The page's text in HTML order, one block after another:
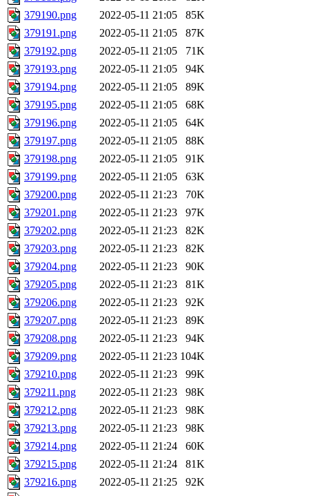
379190.png
2022-05-11 21:05
85K
379191.png
2022-05-11 21:05
87K
379192.png
2022-05-11 21:05
71K
379193.png
2022-05-11 21:05
94K
379194.png
2022-05-11 21:05
89K
379195.png
2022-05-11 21:05
68K
379196.png
2022-05-11 21:05
64K
379197.png
2022-05-11 21:05
88K
379198.png
2022-05-11 21:05
91K
379199.png
2022-05-11 21:05
63K
379200.png
2022-05-11 21:23
70K
379201.png
2022-05-11 21:23
97K
379202.png
2022-05-11 21:23
82K
379203.png
2022-05-11 21:23
82K
379204.png
2022-05-11 21:23
90K
379205.png
2022-05-11 21:23
81K
379206.png
2022-05-11 21:23
92K
379207.png
2022-05-11 21:23
89K
379208.png
2022-05-11 21:23
94K
379209.png
2022-05-11 21:23 104K
379210.png
2022-05-11 21:23
99K
379211.png
2022-05-11 21:23
98K
379212.png
2022-05-11 21:23
98K
379213.png
2022-05-11 21:23
98K
379214.png
2022-05-11 21:24
60K
379215.png
2022-05-11 21:24
81K
379216.png
2022-05-11 21:25
92K